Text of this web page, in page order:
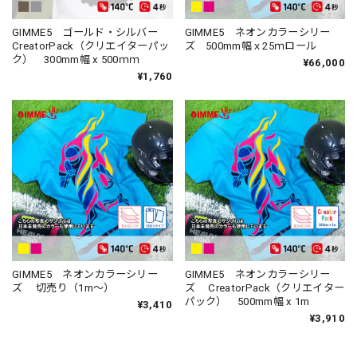
GIMME5 ゴールド・シルバー
CreatorPack（クリエイターパッ
ク） 300mm幅 x 500ｍｍ
¥1,760
GIMME5 ネオンカラーシリー
ズ 500mm幅ｘ25ｍロール
¥66,000
GIMME5 ネオンカラーシリー
ズ 切売り（1m～）
¥3,410
GIMME5 ネオンカラーシリー
ズ CreatorPack（クリエイター
パック） 500mm幅 x 1m
¥3,910